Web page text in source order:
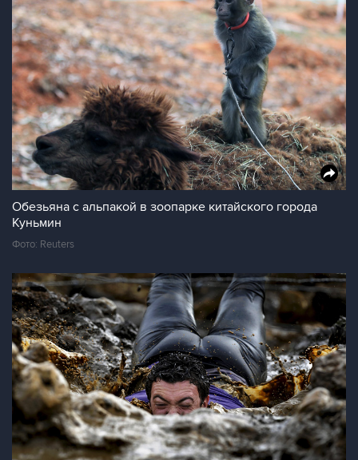
Обезьяна с альпакой в зоопарке китайского города
Куньмин
Фото: Reuters